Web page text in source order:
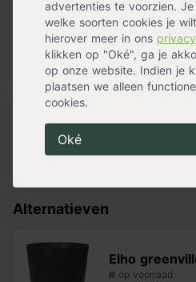
advertenties te voorzien.
welke soorten cookies je
hierover meer in ons
klikken op "Oké", ga je
op onze website. Indien je
plaatsen we alleen
cookies.
Oké
- Vorstbestendig
- Gladde structuur en mooie
Pokon
op voorraad
8,69
Pokon
13,99
Alternatieven
Elho
op voorraad